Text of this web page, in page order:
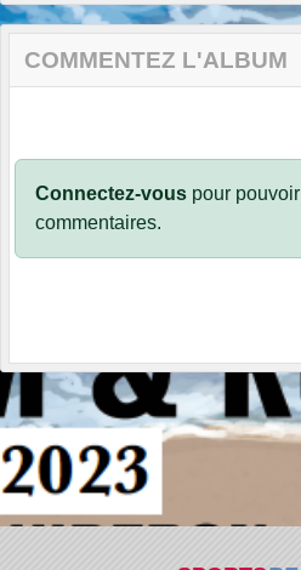
COMMENTEZ L'ALBUM
Connectez-vous pour
commentaires.